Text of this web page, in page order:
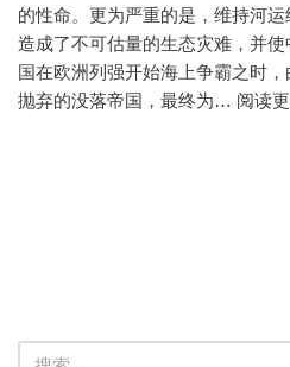
的性命。更为严重的是，维持河
造成了不可估量的生态灾难，并
国在欧洲列强开始海上争霸之时
抛弃的没落帝国，最终为… 阅读